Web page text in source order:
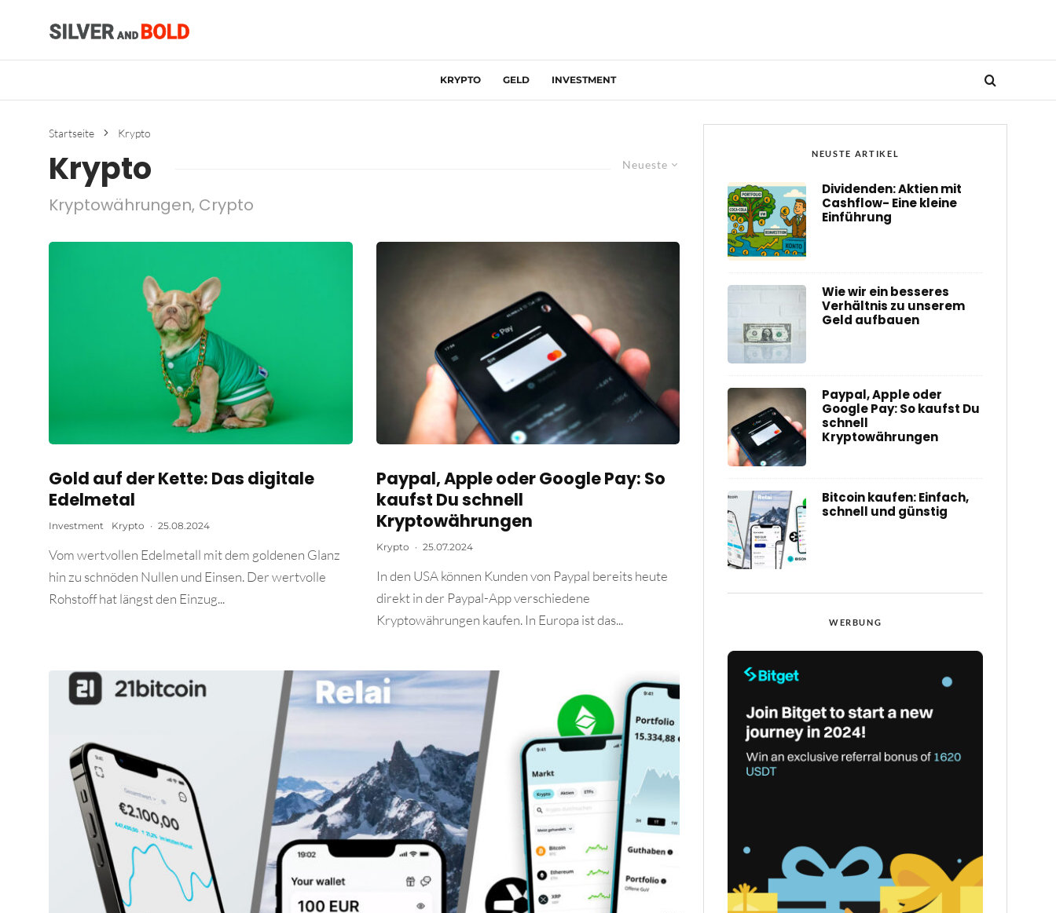
KRYPTO GELD INVESTMENT
Startseite Krypto
Neueste
Krypto
Kryptowährungen, Crypto
Gold auf der Kette: Das digitale
Edelmetal
Investment Krypto · 25.08.2024
Vom wertvollen Edelmetall mit dem goldenen Glanz
hin zu schnöden Nullen und Einsen. Der wertvolle
Rohstoff hat längst den Einzug...
Paypal, Apple oder Google Pay: So
kaufst Du schnell
Kryptowährungen
Krypto · 25.07.2024
In den USA können Kunden von Paypal bereits heute
direkt in der Paypal-App verschiedene
Kryptowährungen kaufen. In Europa ist das...
NEUSTE ARTIKEL
Dividenden: Aktien mit
Cashflow- Eine kleine
Einführung
Wie wir ein besseres
Verhältnis zu unserem
Geld aufbauen
Paypal, Apple oder
Google Pay: So kaufst Du
schnell
Kryptowährungen
Bitcoin kaufen: Einfach,
schnell und günstig
WERBUNG